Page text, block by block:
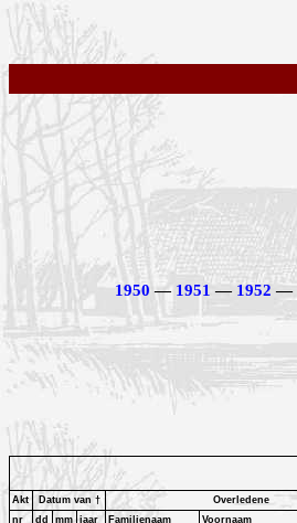
1950 — 1951 — 1952 —
Akt
Datum van † Overledene
nr
dd mm jaar Familienaam Voornaam